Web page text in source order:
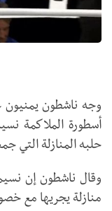
وجه ناشطون يمنيون
أسطورة الملاكمة
حلبه المنازلة
وقال ناشطون إن
منازلة يجريها مع